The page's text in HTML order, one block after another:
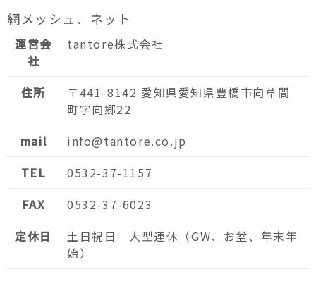
網メッシュ．ネット
運営会
社
tantore株式会社
住所
〒441-8142 愛知県愛知県豊橋市向草間
町字向郷22
mail
info@tantore.co.jp
TEL
0532-37-1157
FAX
0532-37-6023
定休日
土日祝日 大型連休（GW、お盆、年末年
始）